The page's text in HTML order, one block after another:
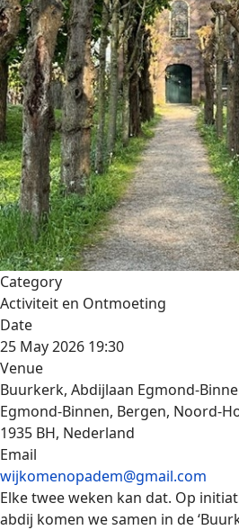
Category
Activiteit en Ontmoeting
Date
25 May 2026 19:30
Venue
Buurkerk, Abdijlaan Egmond-
Egmond-Binnen, Bergen, Noord-
1935 BH, Nederland
Email
wijkomenopadem@gmail.com
Elke twee weken kan dat. Op
abdij komen we samen in de